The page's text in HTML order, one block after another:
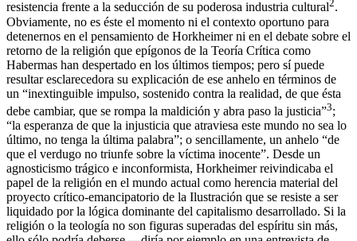
resistencia frente a la seducción de su poderosa industria cultural2.
Obviamente, no es éste el momento ni el contexto oportuno para
detenernos en el pensamiento de Horkheimer ni en el debate sobre el
retorno de la religión que epígonos de la Teoría Crítica como
Habermas han despertado en los últimos tiempos; pero sí puede
resultar esclarecedora su explicación de ese anhelo en términos de
un “inextinguible impulso, sostenido contra la realidad, de que ésta
debe cambiar, que se rompa la maldición y abra paso la justicia”3;
“la esperanza de que la injusticia que atraviesa este mundo no sea lo
último, no tenga la última palabra”; o sencillamente, un anhelo “de
que el verdugo no triunfe sobre la víctima inocente”. Desde un
agnosticismo trágico e inconformista, Horkheimer reivindicaba el
papel de la religión en el mundo actual como herencia material del
proyecto crítico-emancipatorio de la Ilustración que se resiste a ser
liquidado por la lógica dominante del capitalismo desarrollado. Si la
religión o la teología no son figuras superadas del espíritu sin más,